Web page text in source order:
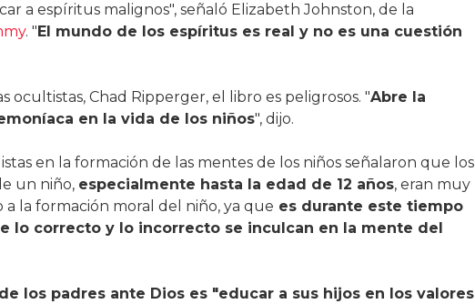
a espíritus malignos", señaló Elizabeth Johnston, de la
. " El mundo de los espíritus es real y no es una cuestión
ocultistas, Chad Ripperger, el libro es peligrosos. "Abre la
en la vida de los niños", dijo.
en la formación de las mentes de los niños señalaron que los
un niño, especialmente hasta la edad de 12 años, eran muy
la formación moral del niño, ya que es durante este tiempo
lo correcto y lo incorrecto se inculcan en la mente del
los padres ante Dios es "educar a sus hijos en los valores